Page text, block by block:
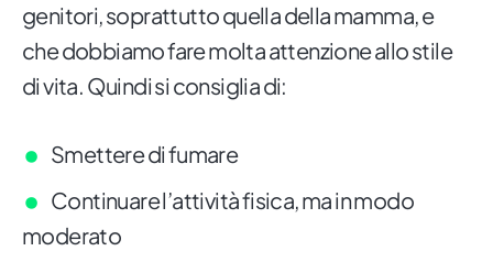
genitori, soprattutto quella della mamma, e
che dobbiamo fare molta attenzione allo stile
di vita. Quindi si consiglia di:
Smettere di fumare
Continuare l’attività fisica, ma in modo
moderato